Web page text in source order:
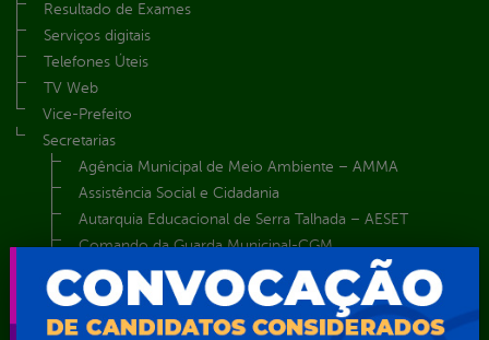
Resultado de Exames
Serviços digitais
Telefones Úteis
TV Web
Vice-Prefeito
Secretarias
Agência Municipal de Meio Ambiente – AMMA
Assistência Social e Cidadania
Autarquia Educacional de Serra Talhada – AESET
Comando da Guarda Municipal-CGM
Diretoria da Defesa Civil
FUNDAÇÃO CULTURAL DE SERRA TALHADA
Gabinete da Prefeita